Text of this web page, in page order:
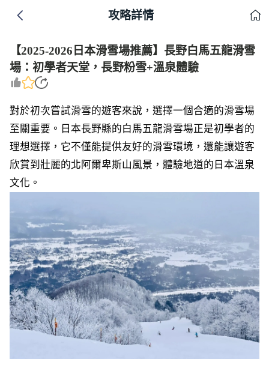
攻略詳情
【2025-2026日本滑雪場推薦】長野白馬五龍滑雪
場：初學者天堂，長野粉雪+溫泉體驗
對於初次嘗試滑雪的遊客來說，選擇一個合適的滑雪場
至關重要。日本長野縣的白馬五龍滑雪場正是初學者的
理想選擇，它不僅能提供友好的滑雪環境，還能讓遊客
欣賞到壯麗的北阿爾卑斯山風景，體驗地道的日本溫泉
文化。